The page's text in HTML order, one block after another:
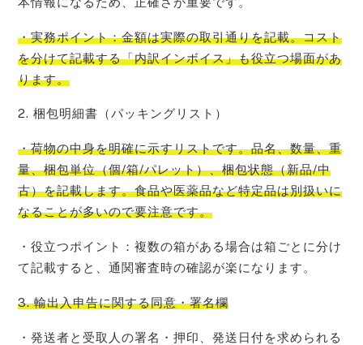
・実務ポイント：金額は実際の取引通りを記載。コスト
を分けて記載する「内訳インボイス」も役立つ場面があ
ります。
2. 梱包明細書（パッキングリスト）
・荷物の中身を明確に示すリストです。品名、数量、重
量、梱包単位（個/箱/パレット）、梱包状態（新品/中
古）を記載します。食品や医薬品など特定品は別扱いに
なることが多いので要注意です。
・役立つポイント：複数の箱がある場合は箱ごとに分け
て記載すると、通関審査時の確認が楽になります。
3. 輸出入申告に関する同意・署名欄
・発送者と受取人の署名・押印、発送日付を求められる